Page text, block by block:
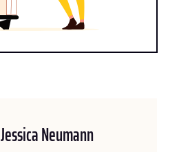
Jessica Neumann